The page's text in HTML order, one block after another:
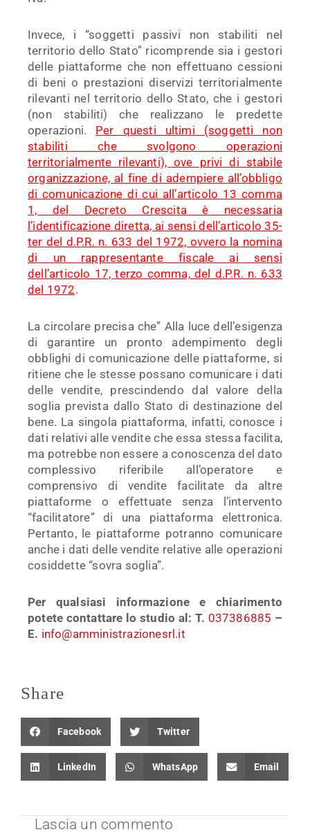
Invece, i “soggetti passivi non stabiliti nel
territorio dello Stato” ricomprende sia i gestori
delle piattaforme che non effettuano cessioni
di beni o prestazioni diservizi territorialmente
rilevanti nel territorio dello Stato, che i gestori
(non stabiliti) che realizzano le predette
operazioni. Per questi ultimi (soggetti non
stabiliti che svolgono operazioni
territorialmente rilevanti), ove privi di stabile
organizzazione, al fine di adempiere all’obbligo
di comunicazione di cui all’articolo 13 comma
1, del Decreto Crescita è necessaria
l’identificazione diretta, ai sensi dell’articolo 35-
ter del d.P.R. n. 633 del 1972, ovvero la nomina
di un rappresentante fiscale ai sensi
dell’articolo 17, terzo comma, del d.P.R. n. 633
del 1972.
La circolare precisa che” Alla luce dell’esigenza
di garantire un pronto adempimento degli
obblighi di comunicazione delle piattaforme, si
ritiene che le stesse possano comunicare i dati
delle vendite, prescindendo dal valore della
soglia prevista dallo Stato di destinazione del
bene. La singola piattaforma, infatti, conosce i
dati relativi alle vendite che essa stessa facilita,
ma potrebbe non essere a conoscenza del dato
complessivo riferibile all’operatore e
comprensivo di vendite facilitate da altre
piattaforme o effettuate senza l’intervento
“facilitatore” di una piattaforma elettronica.
Pertanto, le piattaforme potranno comunicare
anche i dati delle vendite relative alle operazioni
cosiddette “sovra soglia”.
Per qualsiasi informazione e chiarimento
potete contattare lo studio al: T. 037386885 –
E. info@amministrazionesrl.it
Share
Facebook Twitter
LinkedIn WhatsApp Email
Lascia un commento